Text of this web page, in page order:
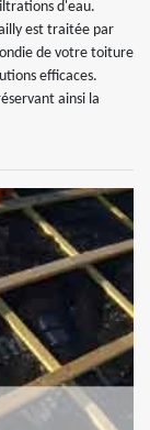
d'eau.
est traitée par
de votre toiture
efficaces.
ainsi la